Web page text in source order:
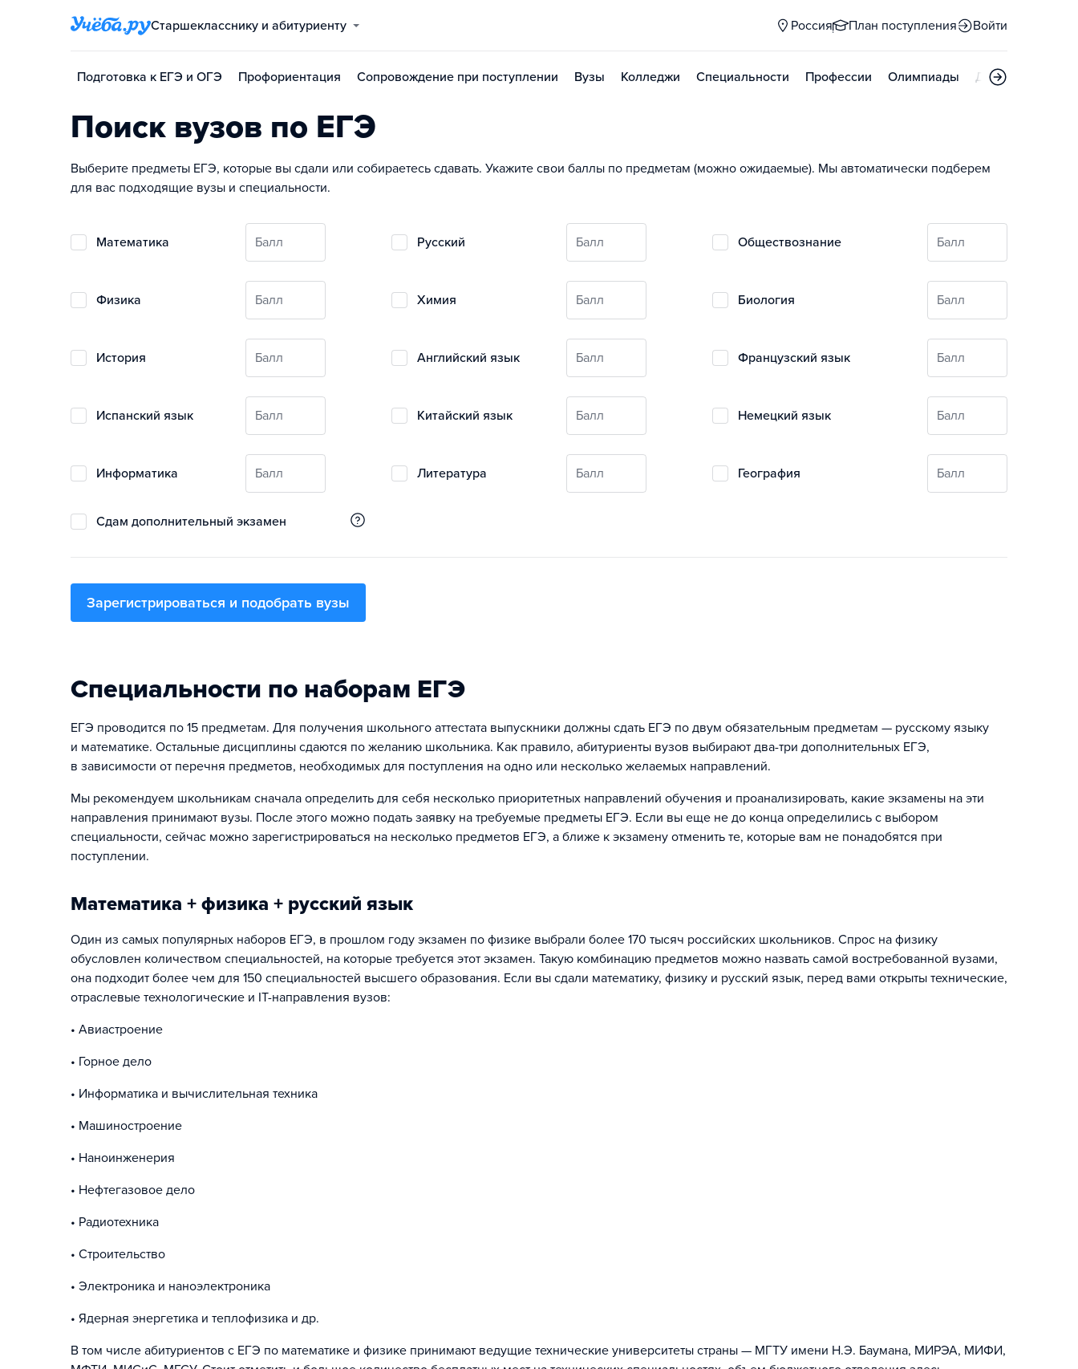
Старшекласснику и абитуриенту Россия План поступления Войти
Подготовка к ЕГЭ и ОГЭ Профориентация Сопровождение при поступлении Вузы Колледжи Специальности Профессии Олимпиады Дни открытых
Поиск вузов по ЕГЭ
Выберите предметы ЕГЭ, которые вы сдали или собираетесь сдавать. Укажите свои баллы по предметам (можно ожидаемые). Мы автоматически подберем
для вас подходящие вузы и специальности.
математика Балл русский Балл обществознание Балл
физика Балл химия Балл биология Балл
история Балл английский язык Балл французский язык Балл
испанский язык Балл китайский язык Балл немецкий язык Балл
информатика Балл литература Балл география Балл
Сдам дополнительный экзамен
Зарегистрироваться и подобрать вузы
Специальности по наборам ЕГЭ
ЕГЭ проводится по 15 предметам. Для получения школьного аттестата выпускники должны сдать ЕГЭ по двум обязательным предметам — русскому языку
и математике. Остальные дисциплины сдаются по желанию школьника. Как правило, абитуриенты вузов выбирают два-три дополнительных ЕГЭ,
в зависимости от перечня предметов, необходимых для поступления на одно или несколько желаемых направлений.
Мы рекомендуем школьникам сначала определить для себя несколько приоритетных направлений обучения и проанализировать, какие экзамены на эти
направления принимают вузы. После этого можно подать заявку на требуемые предметы ЕГЭ. Если вы еще не до конца определились с выбором
специальности, сейчас можно зарегистрироваться на несколько предметов ЕГЭ, а ближе к экзамену отменить те, которые вам не понадобятся при
поступлении.
Математика + физика + русский язык
Один из самых популярных наборов ЕГЭ, в прошлом году экзамен по физике выбрали более 170 тысяч российских школьников. Спрос на физику
обусловлен количеством специальностей, на которые требуется этот экзамен. Такую комбинацию предметов можно назвать самой востребованной вузами,
она подходит более чем для 150 специальностей высшего образования. Если вы сдали математику, физику и русский язык, перед вами открыты технические,
отраслевые технологические и IT-направления вузов:
• Авиастроение
• Горное дело
• Информатика и вычислительная техника
• Машиностроение
• Наноинженерия
• Нефтегазовое дело
• Радиотехника
• Строительство
• Электроника и наноэлектроника
• Ядерная энергетика и теплофизика и др.
В том числе абитуриентов с ЕГЭ по математике и физике принимают ведущие технические университеты страны — МГТУ имени Н.Э. Баумана, МИРЭА, МИФИ,